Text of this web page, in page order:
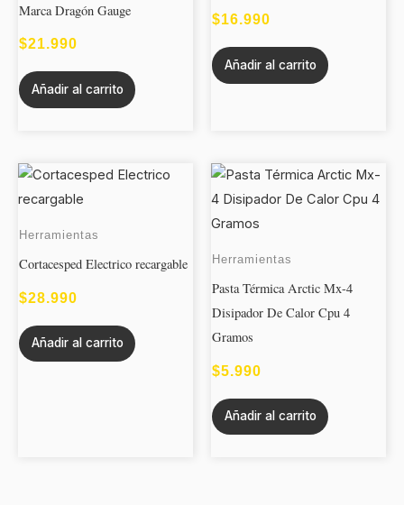
Marca Dragón Gauge
$21.990
Añadir al carrito
$16.990
Añadir al carrito
Herramientas
Cortacesped Electrico recargable
$28.990
Añadir al carrito
Herramientas
Pasta Térmica Arctic Mx-4
Disipador De Calor Cpu 4
Gramos
$5.990
Añadir al carrito